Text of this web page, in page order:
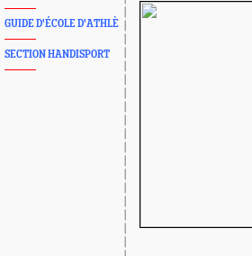
GUIDE D'ÉCOLE D'ATHLÈ
SECTION HANDISPORT